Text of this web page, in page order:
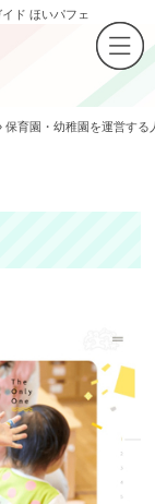
ド ほいパフェ
保育園・幼稚園を運営する